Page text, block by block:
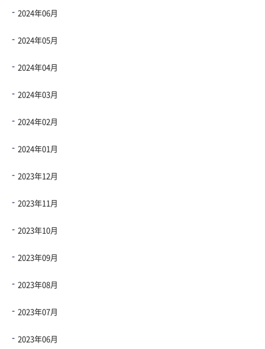
2024年06月
2024年05月
2024年04月
2024年03月
2024年02月
2024年01月
2023年12月
2023年11月
2023年10月
2023年09月
2023年08月
2023年07月
2023年06月